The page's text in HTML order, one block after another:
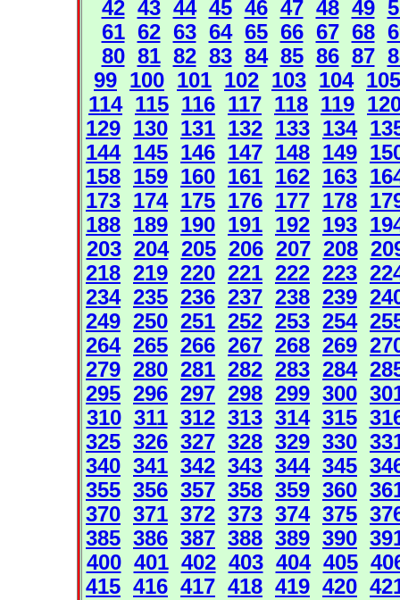
42 43 44 45 46 47 48 49
61 62 63 64 65 66 67 68
80 81 82 83 84 85 86 87
99 100 101 102 103 104 105
114 115 116 117 118 119
129 130 131 132 133 134
144 145 146 147 148 149
158 159 160 161 162 163
173 174 175 176 177 178
188 189 190 191 192 193
203 204 205 206 207 208
218 219 220 221 222 223
234 235 236 237 238 239
249 250 251 252 253 254
264 265 266 267 268 269
279 280 281 282 283 284
295 296 297 298 299 300
310 311 312 313 314 315
325 326 327 328 329 330
340 341 342 343 344 345
355 356 357 358 359 360
370 371 372 373 374 375
385 386 387 388 389 390
400 401 402 403 404 405
415 416 417 418 419 420